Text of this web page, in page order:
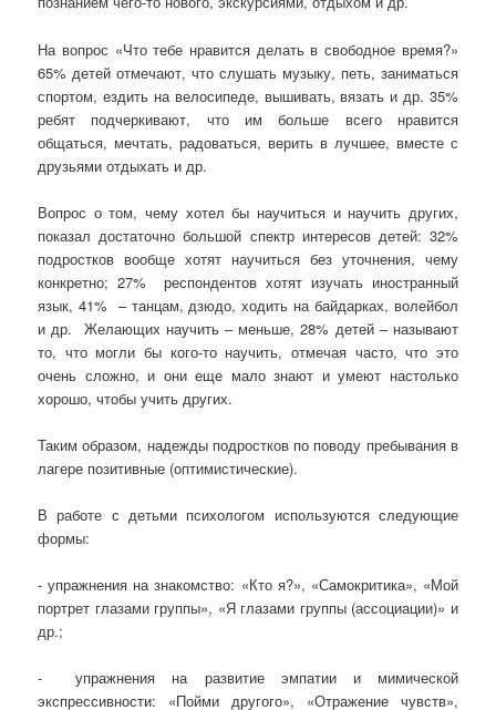
На вопрос «Что тебе нравится делать в свободное время?»
65% детей отмечают, что слушать музыку, петь, заниматься
спортом, ездить на велосипеде, вышивать, вязать и др. 35%
ребят подчеркивают, что им больше всего нравится
общаться, мечтать, радоваться, верить в лучшее, вместе с
друзьями отдыхать и др.
Вопрос о том, чему хотел бы научиться и научить других,
показал достаточно большой спектр интересов детей: 32%
подростков вообще хотят научиться без уточнения, чему
конкретно; 27% респондентов хотят изучать иностранный
язык, 41% – танцам, дзюдо, ходить на байдарках, волейбол
и др. Желающих научить – меньше, 28% детей – называют
то, что могли бы кого-то научить, отмечая часто, что это
очень сложно, и они еще мало знают и умеют настолько
хорошо, чтобы учить других.
Таким образом, надежды подростков по поводу пребывания в
лагере позитивные (оптимистические).
В работе с детьми психологом используются следующие
формы:
- упражнения на знакомство: «Кто я?», «Самокритика», «Мой
портрет глазами группы», «Я глазами группы (ассоциации)» и
др.;
- упражнения на развитие эмпатии и мимической
экспрессивности: «Пойми другого», «Отражение чувств»,